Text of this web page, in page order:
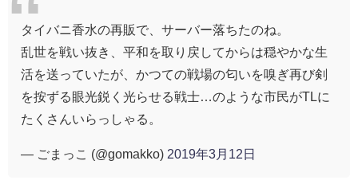
タイバニ香水の再販で、サーバー落ちたのね。
乱世を戦い抜き、平和を取り戻してからは穏やかな生
活を送っていたが、かつての戦場の匂いを嗅ぎ再び剣
を按ずる眼光鋭く光らせる戦士…のような市民がTLに
たくさんいらっしゃる。
— ごまっこ (@gomakko) 2019年3月12日